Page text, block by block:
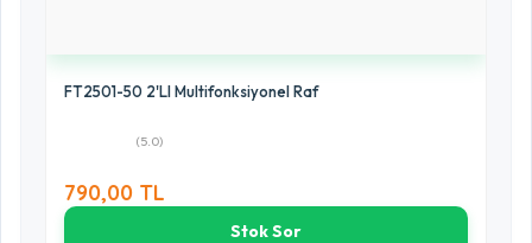
FT2501-50 2'LI Multifonksiyonel Raf
(5.0)
790,00 TL
Stok Sor